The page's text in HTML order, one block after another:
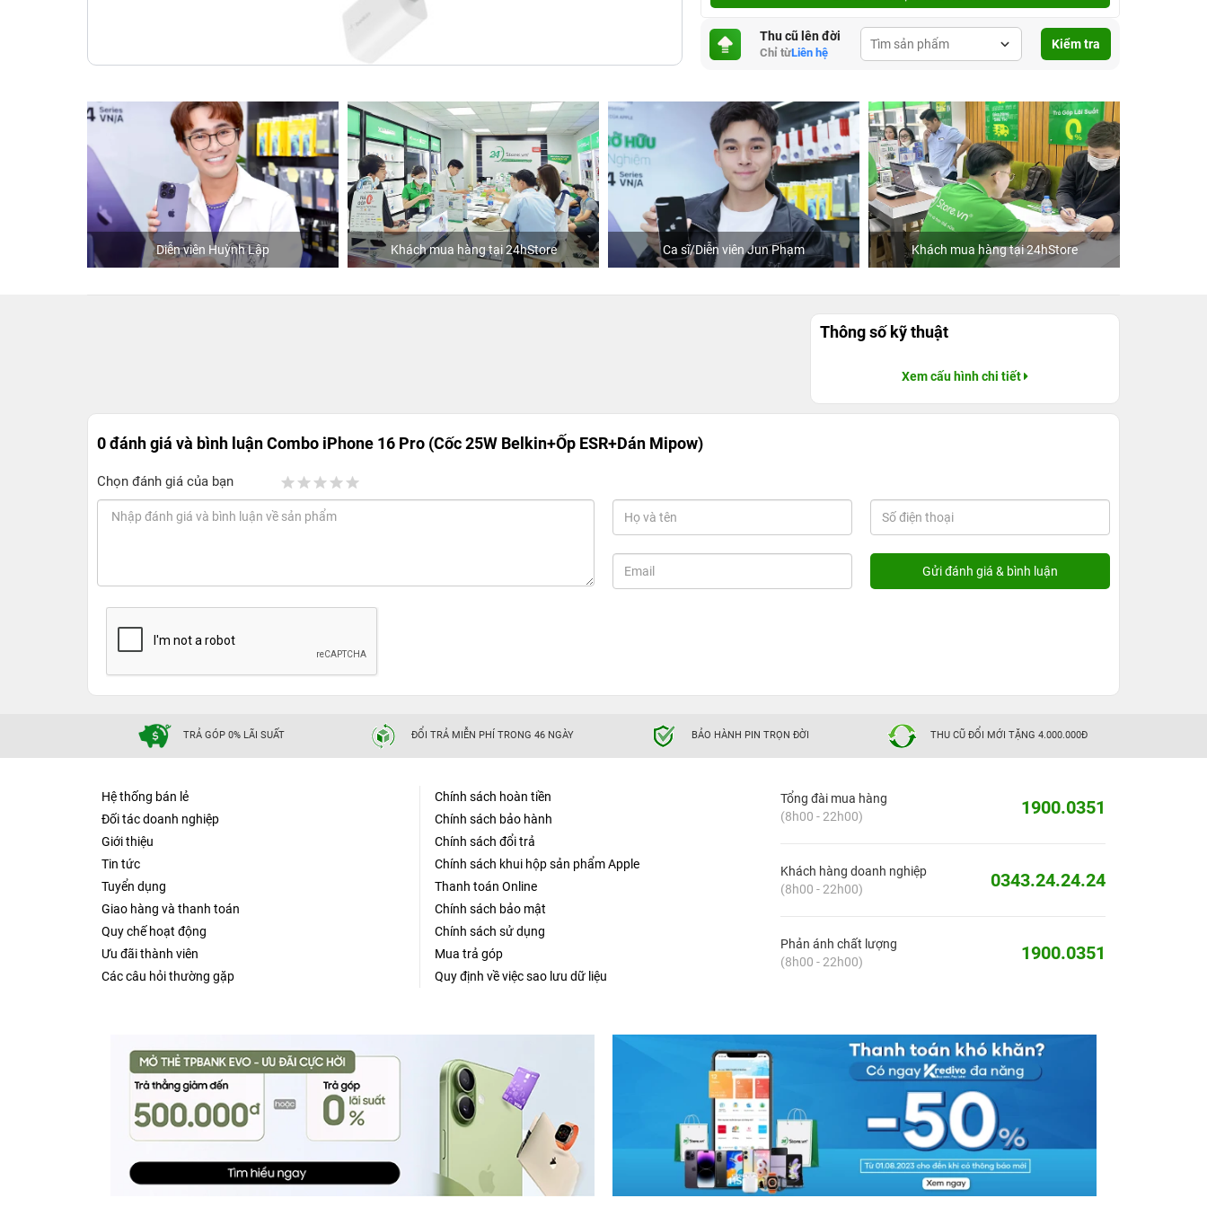
Thu cũ lên đời
Chỉ từLiên hệ
Kiểm tra
Diễn viên Huỳnh Lập Khách mua hàng tại 24hStore Ca sĩ/Diễn viên Jun Phạm Khách mua hàng tại 24hStore
Thông số kỹ thuật
Xem cấu hình chi tiết
0 đánh giá và bình luậnCombo iPhone 16 Pro (Cốc 25W Belkin+Ốp ESR+Dán Mipow)
Chọn đánh giá của bạn
TRẢ GÓP 0% LÃI SUẤT ĐỔI TRẢ MIỄN PHÍ TRONG 46 NGÀY BẢO HÀNH PIN TRỌN ĐỜI THU CŨ ĐỔI MỚI TẶNG 4.000.000Đ
Hệ thống bán lẻ
Đối tác doanh nghiệp
Giới thiệu
Tin tức
Tuyển dụng
Giao hàng và thanh toán
Quy chế hoạt động
Ưu đãi thành viên
Các câu hỏi thường gặp
Chính sách hoàn tiền
Chính sách bảo hành
Chính sách đổi trả
Chính sách khui hộp sản phẩm Apple
Thanh toán Online
Chính sách bảo mật
Chính sách sử dụng
Mua trả góp
Quy định về việc sao lưu dữ liệu
Tổng đài mua hàng
(8h00 - 22h00)
1900.0351
Khách hàng doanh nghiệp
(8h00 - 22h00)
0343.24.24.24
Phản ánh chất lượng
(8h00 - 22h00)
1900.0351